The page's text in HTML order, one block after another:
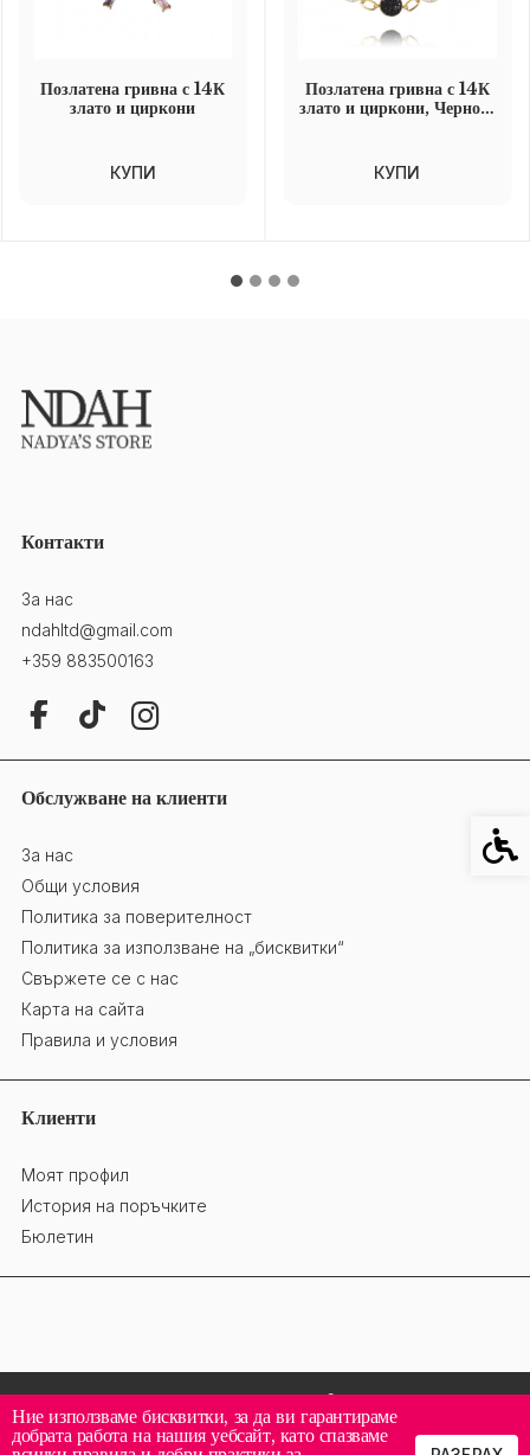
Позлатена гривна с 14К
злато и циркони
КУПИ
Позлатена гривна с 14К
злато и циркони, Черно и
КУПИ
Ние използваме бисквитки, за да ви гарантираме
добрата работа на нашия уебсайт, като спазваме
Контакти
За нас
ndahltd@gmail.com
+359 883500163
Обслужване на клиенти
За нас
Общи условия
Политика за поверителност
Политика за използване на „бисквитки“
Свържете се с нас
Карта на сайта
Правила и условия
Клиенти
Моят профил
История на поръчките
Бюлетин